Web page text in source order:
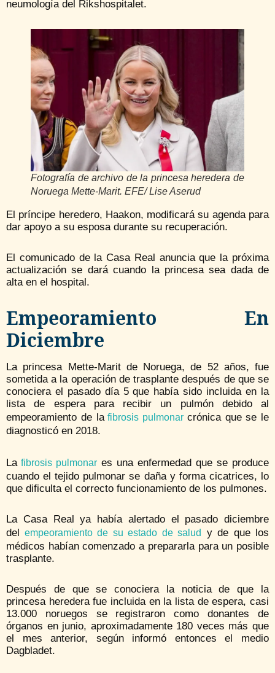
neumología del Rikshospitalet.
Fotografía de archivo de la princesa heredera de
Noruega Mette-Marit. EFE/ Lise Aserud
El príncipe heredero, Haakon, modificará su agenda para
dar apoyo a su esposa durante su recuperación.
El comunicado de la Casa Real anuncia que la próxima
actualización se dará cuando la princesa sea dada de
alta en el hospital.
Empeoramiento En
Diciembre
La princesa Mette-Marit de Noruega, de 52 años, fue
sometida a la operación de trasplante después de que se
conociera el pasado día 5 que había sido incluida en la
lista de espera para recibir un pulmón debido al
empeoramiento de lafibrosis pulmonar crónica que se le
diagnosticó en 2018.
Lafibrosis pulmonar es una enfermedad que se produce
cuando el tejido pulmonar se daña y forma cicatrices, lo
que dificulta el correcto funcionamiento de los pulmones.
La Casa Real ya había alertado el pasado diciembre
del
empeoramiento de su estado de salud
y de que los
médicos habían comenzado a prepararla para un posible
trasplante.
Después de que se conociera la noticia de que la
princesa heredera fue incluida en la lista de espera, casi
13.000 noruegos se registraron como donantes de
órganos en junio, aproximadamente 180 veces más que
el mes anterior, según informó entonces el medio
Dagbladet.